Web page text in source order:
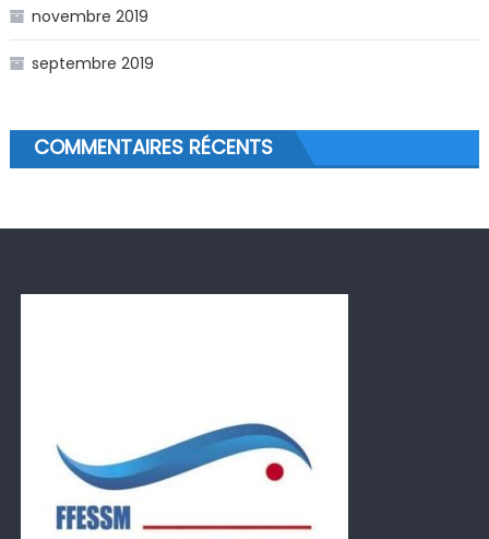
novembre 2019
septembre 2019
COMMENTAIRES RÉCENTS